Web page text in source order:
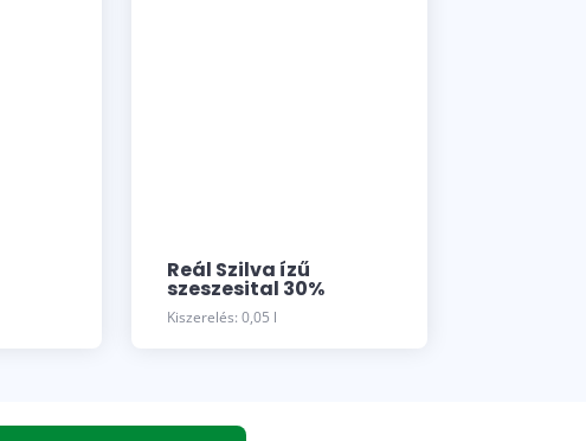
Reál Szilva ízű
szeszesital 30%
Kiszerelés: 0,05 l